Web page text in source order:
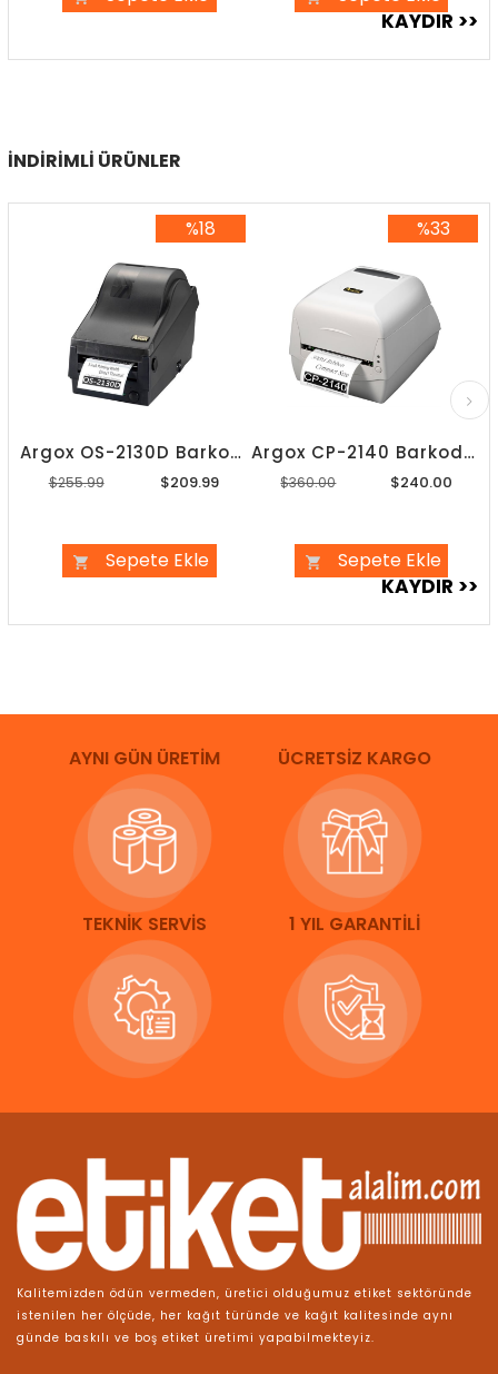
İNDIRIMLI ÜRÜNLER
Argox OS-2130D Barkod Yazıcı
$209.99
$255.99
Sepete Ekle
%18
Argox CP-2140 Barkod Yazıcı
$240.00
$360.00
Sepete Ekle
%33
AYNI GÜN ÜRETİM ÜCRETSİZ KARGO
TEKNİK SERVİS 1 YIL GARANTİLİ
Kalitemizden ödün vermeden, üretici olduğumuz etiket sektöründe
istenilen her ölçüde, her kağıt türünde ve kağıt kalitesinde aynı
günde baskılı ve boş etiket üretimi yapabilmekteyiz.